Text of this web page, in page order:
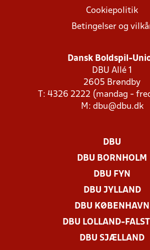
Cookiepolitik
Betingelser og
Dansk Boldspil-
DBU Allé 1
2605 Brøndby
T: 4326 2222 (mandag -
M: dbu@dbu.dk
DBU
DBU BORNHOLM
DBU FYN
DBU JYLLAND
DBU KØBENHAVN
DBU LOLLAND-
DBU SJÆLLAND